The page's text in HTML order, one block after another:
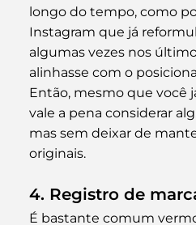
longo do tempo, como
Instagram que já
algumas vezes nos
alinhasse com o
Então, mesmo que você
vale a pena considerar
mas sem deixar de
originais.
4. Registro de
É bastante comum